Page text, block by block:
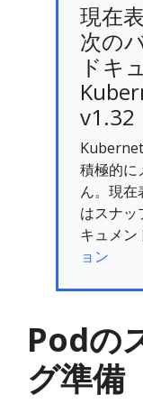
現在
次の
ドキ
v1.32
積極的に
ん。現在
はスナッ
キュメン
ョン
Podの
グ準備